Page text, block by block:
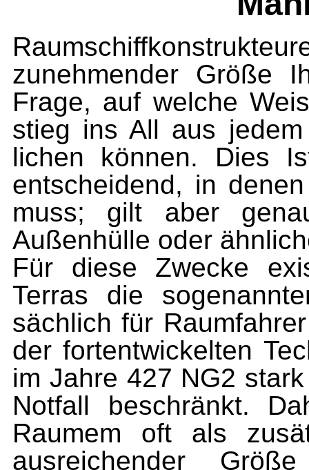
zunehmender Größe
Frage, auf welche
stieg ins All aus
lichen können. Dies
entscheidend, in
muss; gilt aber
Außenhülle oder
Für diese Zwecke
Terras die
sächlich für
der fortentwickelten
im Jahre 427 NG2
Notfall beschränkt.
Raumem oft als
ausreichender